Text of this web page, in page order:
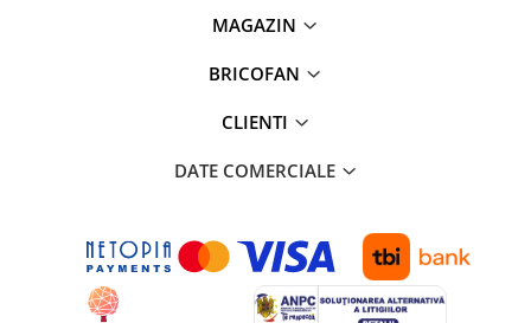
Ventilatoare
Kituri de siguranta si supravietuire
Kit-uri siguranta auto
MAGAZIN
BRICOFAN
CLIENTI
DATE COMERCIALE